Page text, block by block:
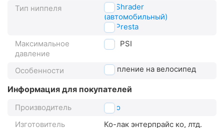
Тип ниппеля
AV Shrader
(автомобильный)
FV Presta
Максимальное
давление
120 PSI
Особенности крепление на велосипед
Информация для покупателей
Производитель
Giyo
Изготовитель
Ко-лак энтерпрайс ко, лтд.